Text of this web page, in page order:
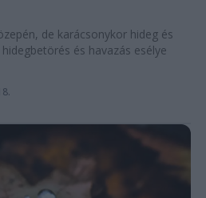
de karácsonykor hideg és
és havazás esélye